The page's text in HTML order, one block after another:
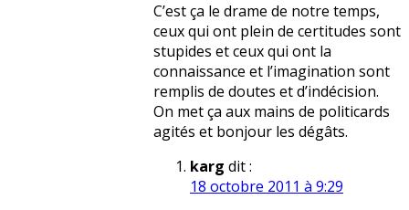
C’est ça le drame de notre temps,
ceux qui ont plein de certitudes sont
stupides et ceux qui ont la
connaissance et l’imagination sont
remplis de doutes et d’indécision.
On met ça aux mains de politicards
agités et bonjour les dégâts.
karg dit :
18 octobre 2011 à 9:29